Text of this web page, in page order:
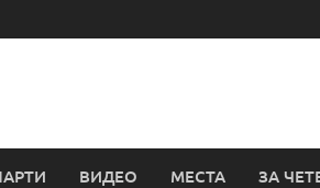
ВИДЕО МЕСТА ЗА